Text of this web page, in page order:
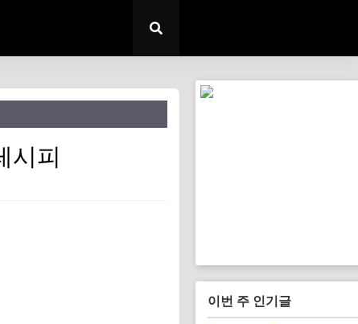
시피
이번 주 인기글